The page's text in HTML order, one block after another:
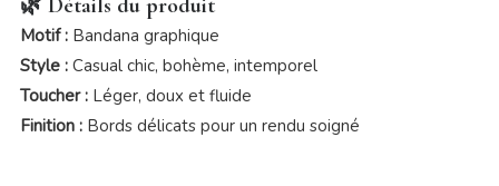
🌿 Détails du produit
Motif :Bandana graphique
Style :Casual chic, bohème, intemporel
Toucher :Léger, doux et fluide
Finition :Bords délicats pour un rendu soigné